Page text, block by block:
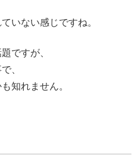
いない感じですね。
ですが、
、
知れません。